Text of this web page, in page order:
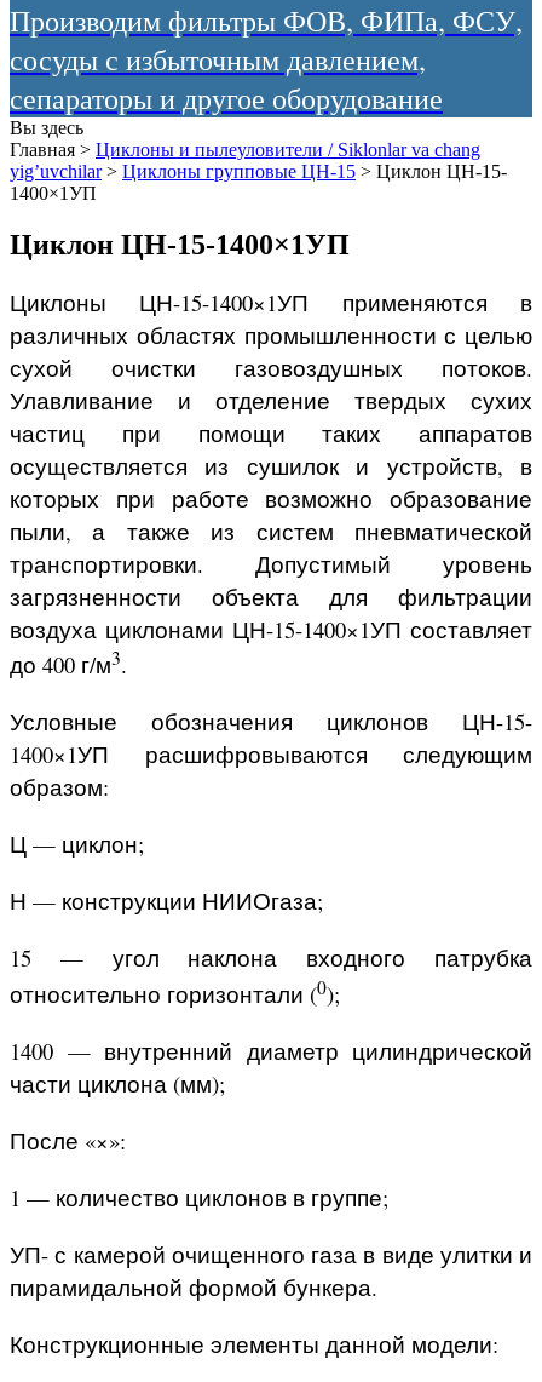
Производим фильтры ФОВ, ФИПа, ФСУ,
сосуды с избыточным давлением,
сепараторы и другое оборудование
Вы здесь
Главная > Циклоны и пылеуловители / Siklonlar va chang
yig’uvchilar > Циклоны групповые ЦН-15 > Циклон ЦН-15-
1400×1УП
Циклон ЦН-15-1400×1УП
Циклоны ЦН-15-1400×1УП применяются в
различных областях промышленности с целью
сухой очистки газовоздушных потоков.
Улавливание и отделение твердых сухих
частиц при помощи таких аппаратов
осуществляется из сушилок и устройств, в
которых при работе возможно образование
пыли, а также из систем пневматической
транспортировки. Допустимый уровень
загрязненности объекта для фильтрации
воздуха циклонами ЦН-15-1400×1УП составляет
до 400 г/м3.
Условные обозначения циклонов ЦН-15-
1400×1УП расшифровываются следующим
образом:
Ц — циклон;
Н — конструкции НИИОгаза;
15 — угол наклона входного патрубка
относительно горизонтали (0);
1400 — внутренний диаметр цилиндрической
части циклона (мм);
После «×»:
1 — количество циклонов в группе;
УП- с камерой очищенного газа в виде улитки и
пирамидальной формой бункера.
Конструкционные элементы данной модели: